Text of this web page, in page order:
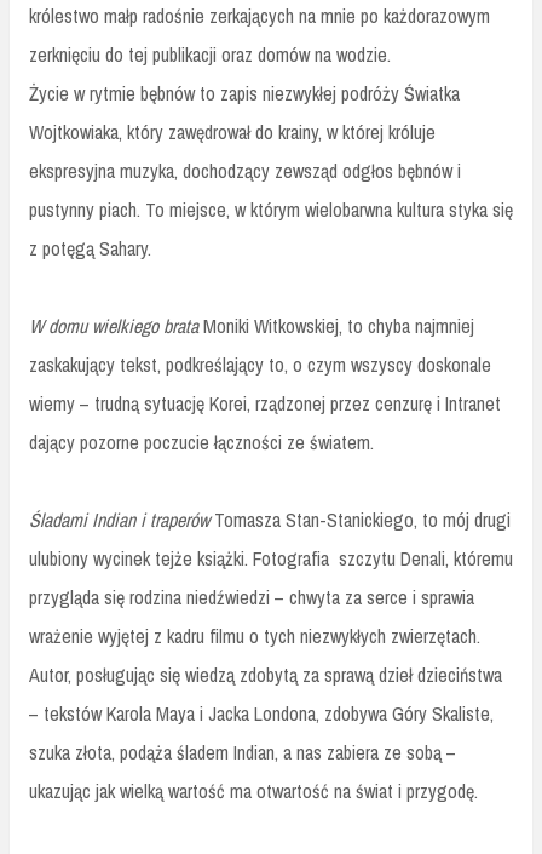
królestwo małp radośnie zerkających na mnie po każdorazowym
zerknięciu do tej publikacji oraz domów na wodzie.
Życie w rytmie bębnów to zapis niezwykłej podróży Światka
Wojtkowiaka, który zawędrował do krainy, w której króluje
ekspresyjna muzyka, dochodzący zewsząd odgłos bębnów i
pustynny piach. To miejsce, w którym wielobarwna kultura styka się
z potęgą Sahary.
W domu wielkiego brataMoniki Witkowskiej, to chyba najmniej
zaskakujący tekst, podkreślający to, o czym wszyscy doskonale
wiemy – trudną sytuację Korei, rządzonej przez cenzurę i Intranet
dający pozorne poczucie łączności ze światem.
Śladami Indian i traperówTomasza Stan-Stanickiego, to mój drugi
ulubiony wycinek tejże książki. Fotografia szczytu Denali, któremu
przygląda się rodzina niedźwiedzi – chwyta za serce i sprawia
wrażenie wyjętej z kadru filmu o tych niezwykłych zwierzętach.
Autor, posługując się wiedzą zdobytą za sprawą dzieł dzieciństwa
– tekstów Karola Maya i Jacka Londona, zdobywa Góry Skaliste,
szuka złota, podąża śladem Indian, a nas zabiera ze sobą –
ukazując jak wielką wartość ma otwartość na świat i przygodę.